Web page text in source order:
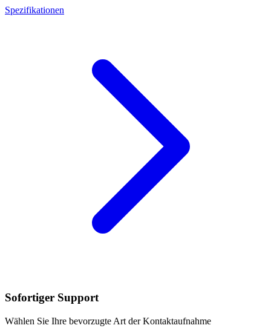
Spezifikationen
Sofortiger Support
Wählen Sie Ihre bevorzugte Art der Kontaktaufnahme